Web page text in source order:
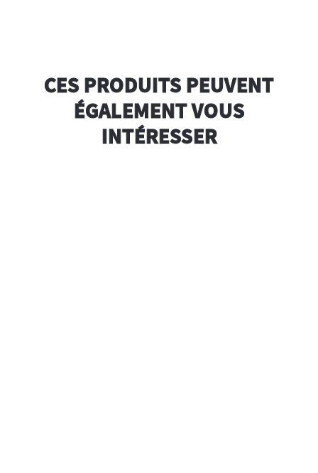
CES PRODUITS PEUVENT
ÉGALEMENT VOUS
INTÉRESSER